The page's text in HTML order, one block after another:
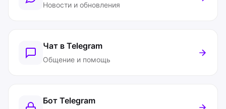
Новости и обновления
Чат в Telegram
Общение и помощь
Бот Telegram